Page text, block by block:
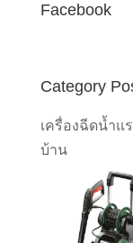
Facebook
Category
เครื่องฉีดน้ำ
บ้าน